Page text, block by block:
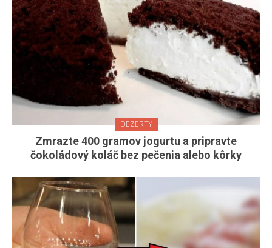
DEZERTY
Zmrazte 400 gramov jogurtu a pripravte
čokoládový koláč bez pečenia alebo kôrky